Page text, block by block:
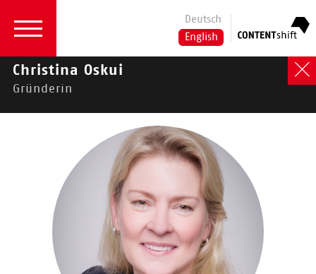
Deutsch
English
Christina Oskui
Gründerin
Grid elements
Menus Plug-Ins
TYPO3-UPGRADE
Plug-Ins
Personen
Plug-In